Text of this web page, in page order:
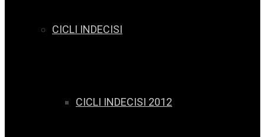
CICLI INDECISI
CICLI INDECISI 2012